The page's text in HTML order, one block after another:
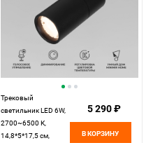
Трековый
светильник LED 6W,
2700~6500 К,
14,8*5*17,5 см,
5 290 ₽
В КОРЗИНУ